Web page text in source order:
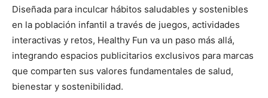
Diseñada para inculcar hábitos saludables y sostenibles
en la población infantil a través de juegos, actividades
interactivas y retos, Healthy Fun va un paso más allá,
integrando espacios publicitarios exclusivos para marcas
que comparten sus valores fundamentales de salud,
bienestar y sostenibilidad.